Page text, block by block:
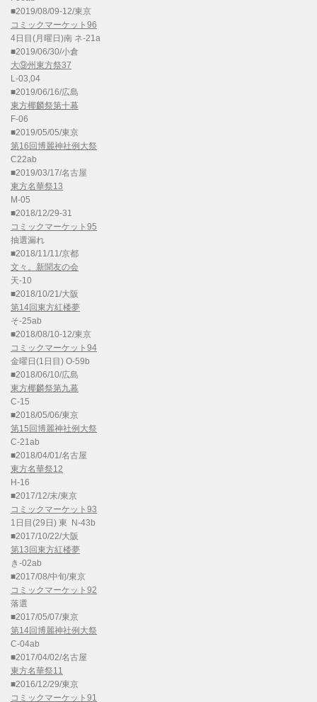
■2019/08/09-12/東京
コミックマーケット96
4日目(月曜日)南 ネ-21a
■2019/06/30/小倉
大⑨州東方祭37
L-03,04
■2019/06/16/広島
東方椰麟祭第十幕
F-06
■2019/05/05/東京
第16回博麗神社例大祭
C22ab
■2019/03/17/名古屋
東方名華祭13
M-05
■2018/12/29-31
コミックマーケット95
抽選漏れ
■2018/11/11/京都
文々。新聞友の会
天-10
■2018/10/21/大阪
第14回東方紅楼夢
そ-25ab
■2018/08/10-12/東京
コミックマーケット94
金曜日(1日目) O-59b
■2018/06/10/広島
東方椰麟祭第九幕
C-15
■2018/05/06/東京
第15回博麗神社例大祭
C-21ab
■2018/04/01/名古屋
東方名華祭12
H-16
■2017/12/末/東京
コミックマーケット93
1日目(29日) 東 N-43b
■2017/10/22/大阪
第13回東方紅楼夢
き-02ab
■2017/08/中旬/東京
コミックマーケット92
落選
■2017/05/07/東京
第14回博麗神社例大祭
C-04ab
■2017/04/02/名古屋
東方名華祭11
■2016/12/29/東京
コミックマーケット91